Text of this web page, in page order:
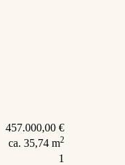
457.000,00 €
ca. 35,74 m2
1